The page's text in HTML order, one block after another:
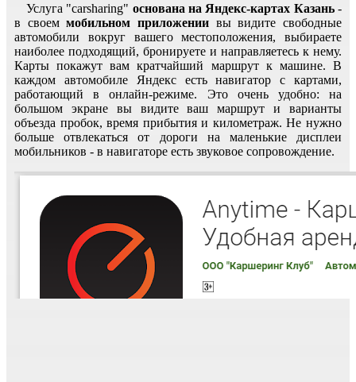
Услуга "carsharing" основана на Яндекс-картах Казань-
в своеммобильном приложении вы видите свободные
автомобили вокруг вашего местоположения, выбираете
наиболее подходящий, бронируете и направляетесь к нему.
Карты покажут вам кратчайший маршрут к машине. В
каждом автомобиле Яндекс есть навигатор с картами,
работающий в онлайн-режиме. Это очень удобно: на
большом экране вы видите ваш маршрут и варианты
объезда пробок, время прибытия и километраж. Не нужно
больше отвлекаться от дороги на маленькие дисплеи
мобильников - в навигаторе есть звуковое сопровождение.